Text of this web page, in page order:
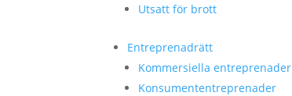
Utsatt för brott
Entreprenadrätt
Kommersiella entreprenader
Konsumententreprenader